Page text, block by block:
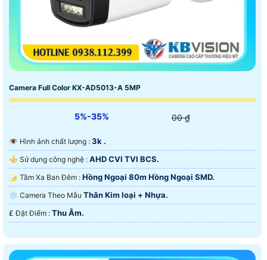
Camera Full Color KX-AD5013-A 5MP
5%-35% 00 ₫
👁 Hình ảnh chất lượng : 3k .
⚜️ Sử dụng công nghệ : AHD CVI TVI BCS.
🌛 Tầm Xa Ban Đêm : Hồng Ngoại 80m Hồng Ngoại SMD.
❄ Camera Theo Mẫu Thân Kim loại + Nhựa.
️₤ Đặt Điểm : Thu Âm.